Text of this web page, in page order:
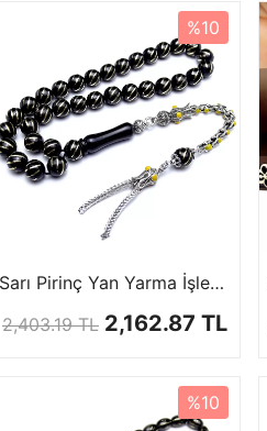
%10
Sarı Pirinç Yan Yarma İşlemeli Misket Gürcistan Taşı Tesbihi
2,403.19 TL 2,162.87 TL
%10